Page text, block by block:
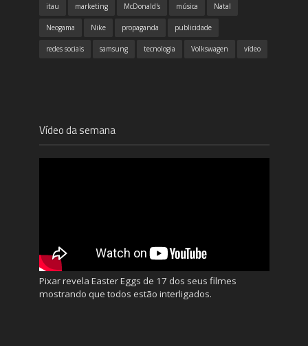
itau marketing McDonald's música Natal
Neogama Nike propaganda publicidade
redes sociais samsung tecnologia Volkswagen vídeo
Vídeo da semana
Pixar revela Easter Eggs de 17 dos seus filmes
mostrando que todos estão interligados.